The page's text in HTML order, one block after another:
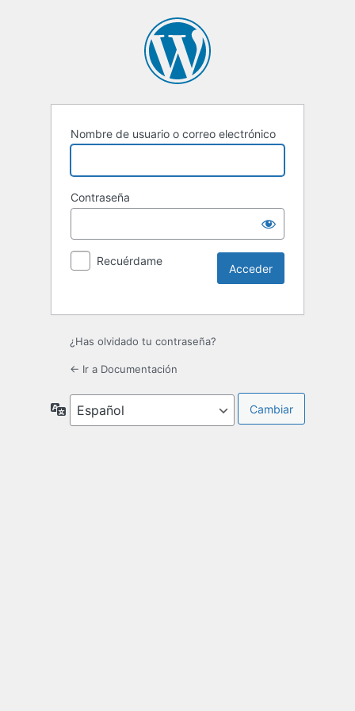
Nombre de usuario o correo electrónico
Contraseña
Recuérdame
¿Has olvidado tu contraseña?
← Ir a Documentación
Idioma